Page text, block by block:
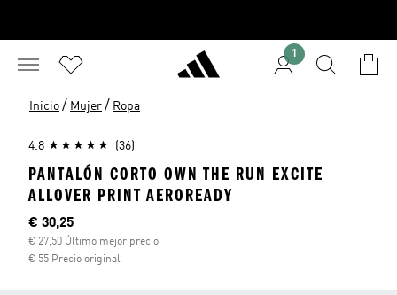
1
Inicio / Mujer / Ropa
4.8 (36)
PANTALÓN CORTO OWN THE RUN EXCITE
ALLOVER PRINT AEROREADY
Precio actual
€ 30,25
€ 27,50 Último mejor precio
€ 55 Precio original